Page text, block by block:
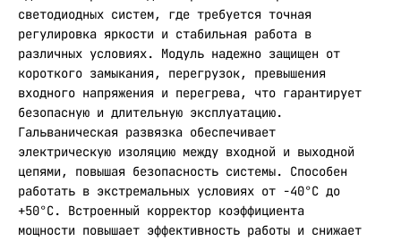
светодиодных систем, где требуется точная
регулировка яркости и стабильная работа в
различных условиях. Модуль надежно защищен от
короткого замыкания, перегрузок, превышения
входного напряжения и перегрева, что гарантирует
безопасную и длительную эксплуатацию.
Гальваническая развязка обеспечивает
электрическую изоляцию между входной и выходной
цепями, повышая безопасность системы. Способен
работать в экстремальных условиях от -40°С до
+50°С. Встроенный корректор коэффициента
мощности повышает эффективность работы и снижает